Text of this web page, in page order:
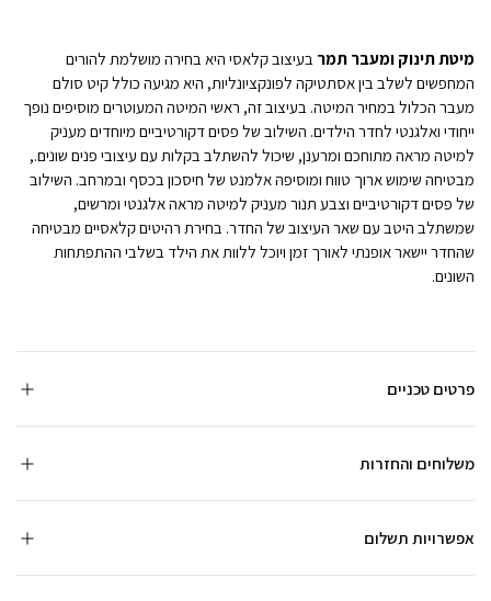
מיטת תינוק ומעבר תמר בעיצוב קלאסי היא בחירה מושלמת להורים
המחפשים לשלב בין אסתטיקה לפונקציונליות, היא מגיעה כולל קיט סולם
מעבר הכלול במחיר המיטה. בעיצוב זה, ראשי המיטה המעוטרים מוסיפים נופך
ייחודי ואלגנטי לחדר הילדים. השילוב של פסים דקורטיביים מיוחדים מעניק
למיטה מראה מתוחכם ומרענן, שיכול להשתלב בקלות עם עיצובי פנים שונים.,
מבטיחה שימוש ארוך טווח ומוסיפה אלמנט של חיסכון בכסף ובמרחב. השילוב
של פסים דקורטיביים וצבע תנור מעניק למיטה מראה אלגנטי ומרשים,
שמשתלב היטב עם שאר העיצוב של החדר. בחירת רהיטים קלאסיים מבטיחה
שהחדר יישאר אופנתי לאורך זמן ויוכל ללוות את הילד בשלבי ההתפתחות
השונים.
פרטים טכניים
משלוחים והחזרות
אפשרויות תשלום